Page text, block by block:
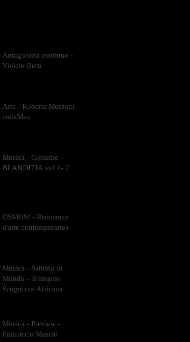
Antagonista continuo -
Vinicio Berti
Arte - Roberta Morzetti -
cutisMea
Musica - Costume -
BLANDITIA vol 1- 2
OSMOSI - Risonanze
d'arte contemporanea
Musica - Sabrina di
Monda – il singolo
Scugnizza Africana
Musica - Preview -
Francesco Mascio